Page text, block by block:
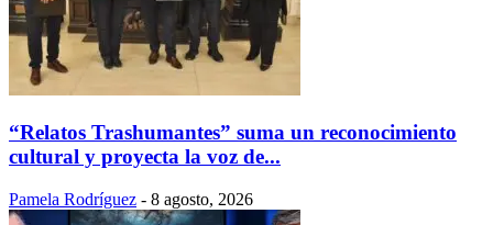
“Relatos Trashumantes” suma un reconocimiento
cultural y proyecta la voz de...
Pamela Rodríguez - 8 agosto, 2026